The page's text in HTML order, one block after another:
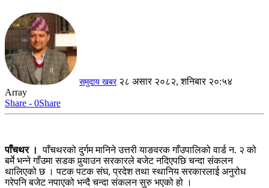
समुदाय खबर २८ असार २०८२, शनिबार २०:५४
Array
Share - 0Share
पाँचथर । पाँचथरको दुर्गम मानिने उत्तरी याङवरक गाँउपालिको वार्ड न. २ को
बर्मे भन्ने गाँउमा सडक पुर्‍याउन सरकारले बजेट नदिएपछि चन्दा संकलन
थालिएको छ । पटक पटक संघ, प्रदेश तथा स्थानिय सरकारलाई अनुरोध
गरेपनि बजेट नपाएको भन्दै चन्दा संकलन सुरु भएको हो ।